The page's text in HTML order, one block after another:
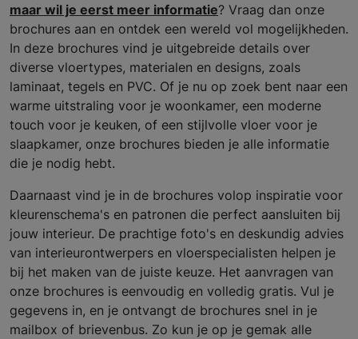
maar wil je eerst meer informatie? Vraag dan onze
brochures aan en ontdek een wereld vol mogelijkheden.
In deze brochures vind je uitgebreide details over
diverse vloertypes, materialen en designs, zoals
laminaat, tegels en PVC. Of je nu op zoek bent naar een
warme uitstraling voor je woonkamer, een moderne
touch voor je keuken, of een stijlvolle vloer voor je
slaapkamer, onze brochures bieden je alle informatie
die je nodig hebt.
Daarnaast vind je in de brochures volop inspiratie voor
kleurenschema's en patronen die perfect aansluiten bij
jouw interieur. De prachtige foto's en deskundig advies
van interieurontwerpers en vloerspecialisten helpen je
bij het maken van de juiste keuze. Het aanvragen van
onze brochures is eenvoudig en volledig gratis. Vul je
gegevens in, en je ontvangt de brochures snel in je
mailbox of brievenbus. Zo kun je op je gemak alle